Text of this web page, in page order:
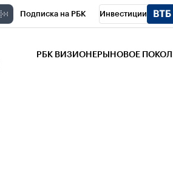
Подписка на РБК Инвестиции
РБК ВИЗИОНЕРЫ НОВОЕ